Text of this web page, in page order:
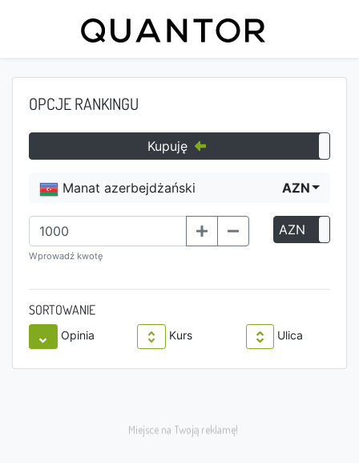
OPCJE RANKINGU
Kupuję
Manat azerbejdżański AZN
Wprowadź kwotę
AZN
SORTOWANIE
Opinia Kurs Ulica